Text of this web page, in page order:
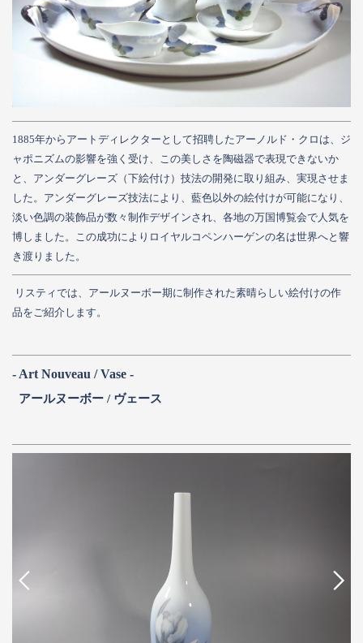
1885年からアートディレクターとして招聘したアーノルド・クロは、ジ
ャポニズムの影響を強く受け、この美しさを陶磁器で表現できないか
と、アンダーグレーズ（下絵付け）技法の開発に取り組み、実現させま
した。アンダーグレーズ技法により、藍色以外の絵付けが可能になり、
淡い色調の装飾品が数々制作デザインされ、各地の万国博覧会で人気を
博しました。この成功によりロイヤルコペンハーゲンの名は世界へと響
き渡りました。
リスティでは、アールヌーボー期に制作された素晴らしい絵付けの作
品をご紹介します。
- Art Nouveau / Vase -
アールヌーボー / ヴェース